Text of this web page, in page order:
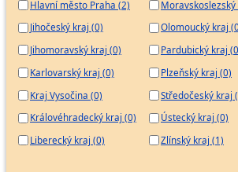
Hlavní město Praha (2)
Jihočeský kraj (0)
Jihomoravský kraj (0)
Karlovarský kraj (0)
Kraj Vysočina (0)
Královéhradecký kraj (0)
Liberecký kraj (0)
Moravskoslezský
Olomoucký kraj
Pardubický kraj
Plzeňský kraj (0)
Středočeský kraj
Ústecký kraj (0)
Zlínský kraj (1)